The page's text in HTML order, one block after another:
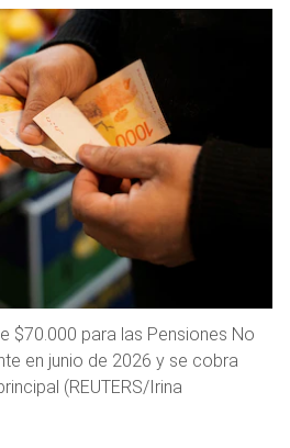
$70.000 para las Pensiones No
en junio de 2026 y se cobra
(REUTERS/Irina